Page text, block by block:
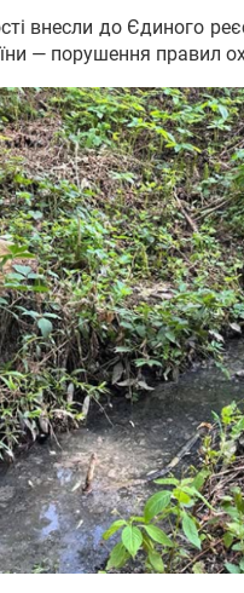
внесли до Єдиного
— порушення правил